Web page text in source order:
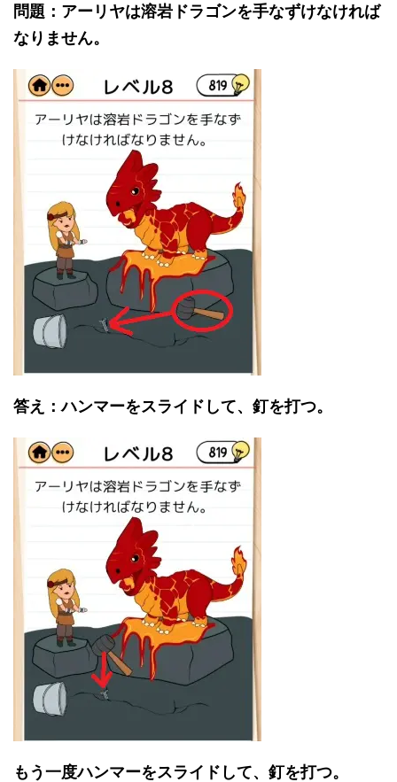
問題：アーリヤは溶岩ドラゴンを手なずけなければ
なりません。
答え：ハンマーをスライドして、釘を打つ。
もう一度ハンマーをスライドして、釘を打つ。